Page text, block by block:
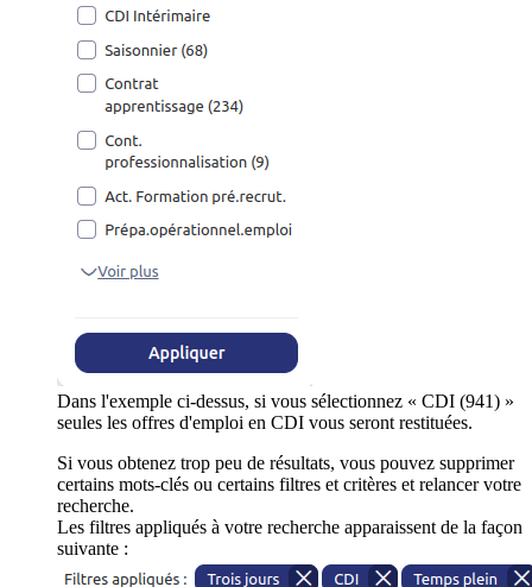
Dans l'exemple ci-dessus, si vous sélectionnez « CDI (941) »
seules les offres d'emploi en CDI vous seront restituées.
Si vous obtenez trop peu de résultats, vous pouvez supprimer
certains mots-clés ou certains filtres et critères et relancer votre
recherche.
Les filtres appliqués à votre recherche apparaissent de la façon
suivante :